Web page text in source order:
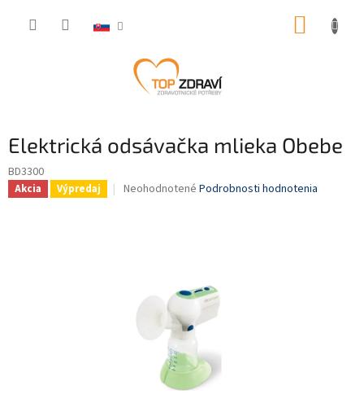
Elektrická odsávačka mlieka Obebe
BD3300
Akcia Výpredaj
Priemerné
hviezdičiek.
Neohodnotené Podrobnosti hodnotenia